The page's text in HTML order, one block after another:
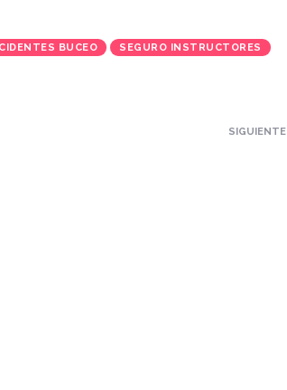
BUCEO
SEGURO INSTRUCTORES
SIGUIENTE